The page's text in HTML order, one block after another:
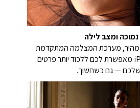
ומצב לילה
מהיר, מערכת המצלמה המתקדמת
Fusion ב-iPhone Air מאפשרת לכם ללכוד יותר פרטים
שלכם — גם כשחשוך.